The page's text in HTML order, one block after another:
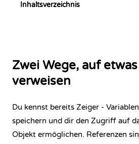
Zwei Wege, auf
verweisen
Du kennst bereits Zeiger -
speichern und dir den Zugriff auf
Objekt ermöglichen. Referenzen
Inhaltsverzeichnis